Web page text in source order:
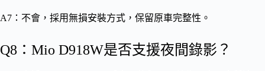
A7：不會，採用無損安裝方式，保留原車完整性。
Q8：Mio D918W是否支援夜間錄影？